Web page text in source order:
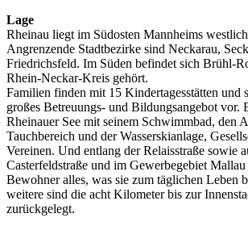
Lage
Rheinau liegt im Südosten Mannheims
Angrenzende Stadtbezirke sind Neckarau,
Friedrichsfeld. Im Süden befindet sich Brühl-
Rhein-Neckar-Kreis gehört.
Familien finden mit 15 Kindertagesstätten und
großes Betreuungs- und Bildungsangebot vor.
Rheinauer See mit seinem Schwimmbad, den
Tauchbereich und der Wasserskianlage,
Vereinen. Und entlang der Relaisstraße sowie
Casterfeldstraße und im Gewerbegebiet
Bewohner alles, was sie zum täglichen Leben
weitere sind die acht Kilometer bis zur
zurückgelegt.